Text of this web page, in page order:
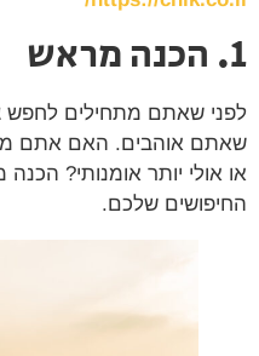
שאתם מתחילים לחפש
אוהבים. האם אתם
יותר אומנותי? הכנה
שלכם.